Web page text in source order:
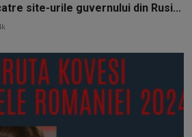
site-urile guvernului din Rusi...